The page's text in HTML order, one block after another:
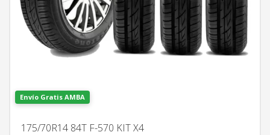
Envío Gratis AMBA
175/70R14 84T F-570 KIT X4